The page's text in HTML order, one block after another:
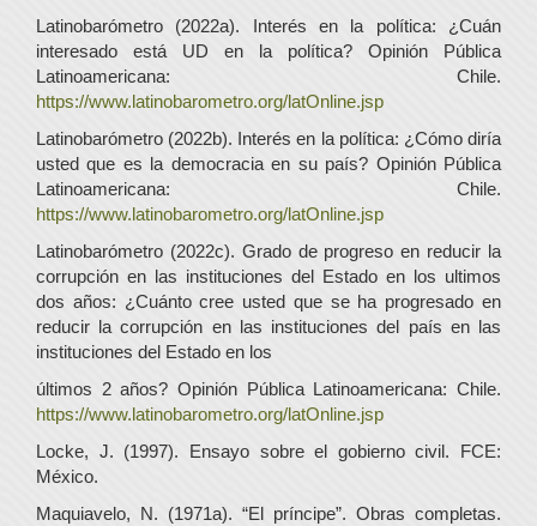
Latinobarómetro (2022a). Interés en la política: ¿Cuán
interesado está UD en la política? Opinión Pública
Latinoamericana: Chile.
https://www.latinobarometro.org/latOnline.jsp
Latinobarómetro (2022b). Interés en la política: ¿Cómo diría
usted que es la democracia en su país? Opinión Pública
Latinoamericana: Chile.
https://www.latinobarometro.org/latOnline.jsp
Latinobarómetro (2022c). Grado de progreso en reducir la
corrupción en las instituciones del Estado en los ultimos
dos años: ¿Cuánto cree usted que se ha progresado en
reducir la corrupción en las instituciones del país en las
instituciones del Estado en los
últimos 2 años? Opinión Pública Latinoamericana: Chile.
https://www.latinobarometro.org/latOnline.jsp
Locke, J. (1997). Ensayo sobre el gobierno civil. FCE:
México.
Maquiavelo, N. (1971a). “El príncipe”. Obras completas.